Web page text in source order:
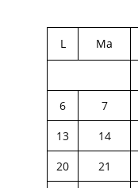
L Ma
6
7
13
14
20
21